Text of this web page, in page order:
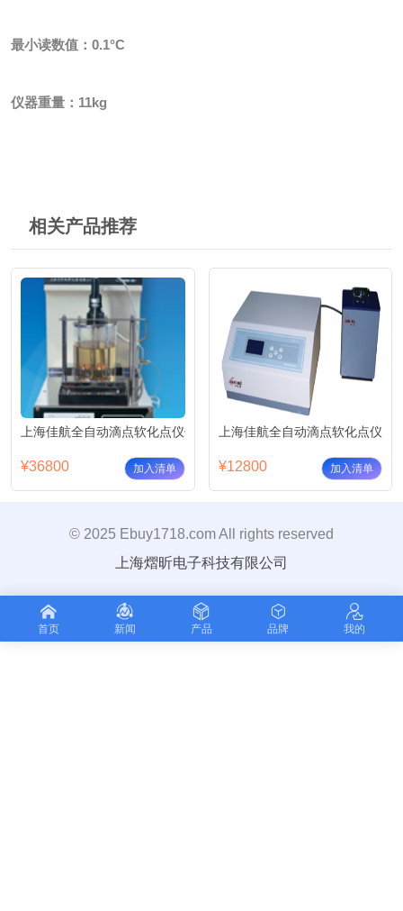
最小读数值： 0.1°C
仪器重量： 11kg
相关产品推荐
上海佳航全自动滴点软化点仪传统型
¥36800 加入清单
上海佳航全自动滴点软化点仪
¥12800 加入清单
© 2025 Ebuy1718.com All rights reserved
上海熠昕电子科技有限公司
首页 新闻 产品 品牌 我的